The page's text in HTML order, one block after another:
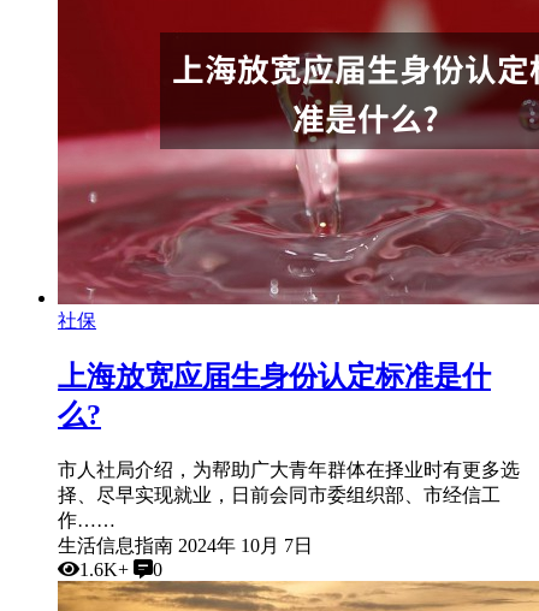
社保
上海放宽应届生身份认定标准是什
么?
市人社局介绍，为帮助广大青年群体在择业时有更多选
择、尽早实现就业，日前会同市委组织部、市经信工
作……
生活信息指南 2024年 10月 7日
1.6K+
0